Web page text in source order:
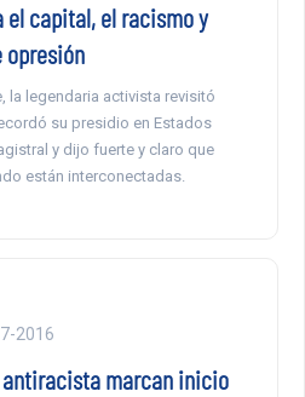
el capital, el racismo y
opresión
la legendaria activista revisitó
su presidio en Estados
y dijo fuerte y claro que
están interconectadas.
2016
marcan inicio